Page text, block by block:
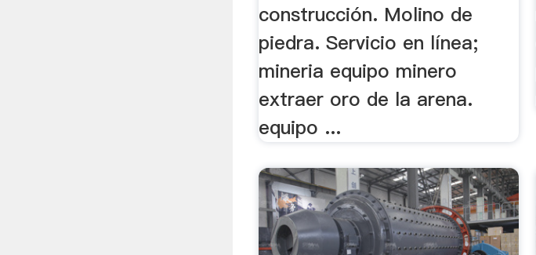
construcción. Molino de
piedra. Servicio en línea;
mineria equipo minero
extraer oro de la arena.
equipo ...